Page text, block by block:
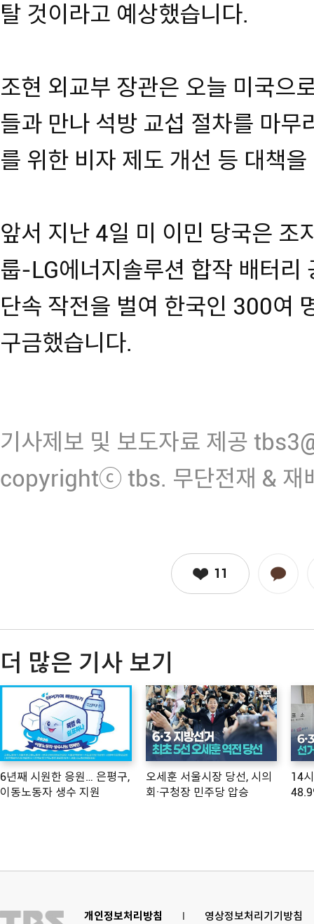
탈 것이라고 예상했습니다.
조현 외교부 장관은 오늘 미국으
들과 만나 석방 교섭 절차를 마무
를 위한 비자 제도 개선 등 대책
앞서 지난 4일 미 이민 당국은 조
룹-LG에너지솔루션 합작 배터리
단속 작전을 벌여 한국인 300여
구금했습니다.
기사제보 및 보도자료 제공
copyrightⓒ tbs. 무단전재 & 재
11
더 많은 기사 보기
6년째 시원한 응원… 은평구,
이동노동자 생수 지원
오세훈 서울시장 당선, 시의
회·구청장 민주당 압승
14
개인정보처리방침 l 영상정보처리기기방침